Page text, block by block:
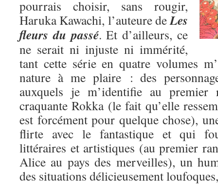
pourrais choisir, sans rougir,
Haruka Kawachi, l’auteure deLes
fleurs du passé. Et d’ailleurs, ce
ne serait ni injuste ni immérité,
tant cette série en quatre volumes
nature à me plaire : des
auxquels je m’identifie au premier
craquante Rokka (le fait qu’elle
est forcément pour quelque chose),
flirte avec le fantastique et qui
littéraires et artistiques (au premier
Alice au pays des merveilles), un
des situations délicieusement